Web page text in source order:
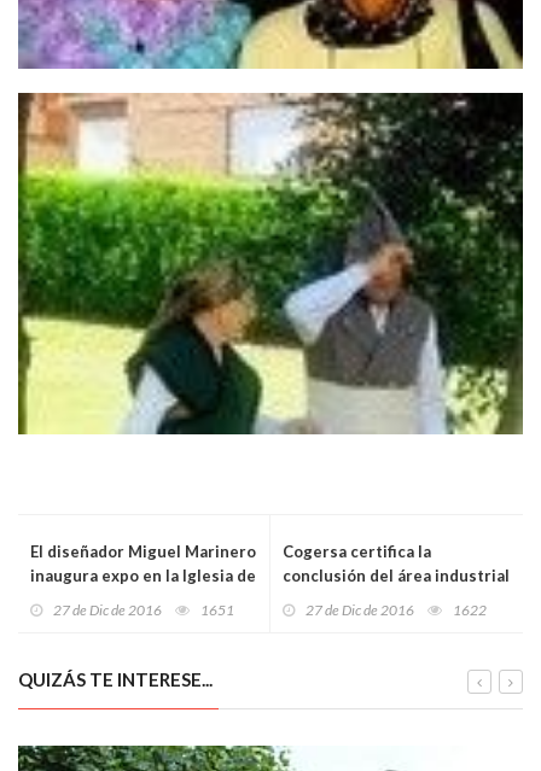
El diseñador Miguel Marinero
inaugura expo en la Iglesia de
27 de Dic de 2016 1651
Cogersa certifica la
conclusión del área industrial
27 de Dic de 2016 1622
QUIZÁS TE INTERESE...